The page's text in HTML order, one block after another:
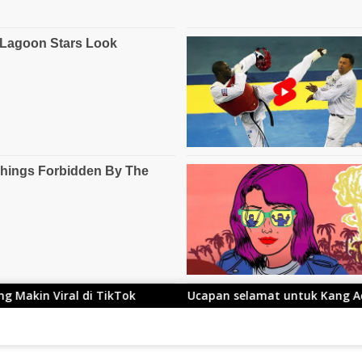
Ucapan selamat untuk Kang Ace yang Telah Resmi